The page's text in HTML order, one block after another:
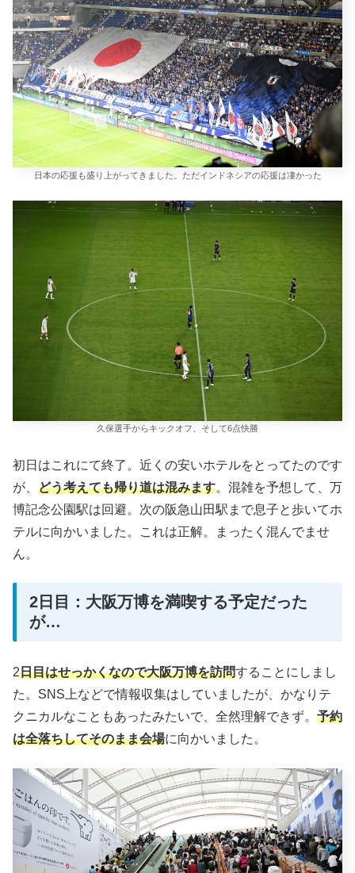
日本の応援も盛り上がってきました。ただインドネシアの応援は凄かった
久保選手からキックオフ、そして6点快勝
初日はこれにて終了。近くの安いホテルをとってたのです
が、 どう考えても帰り道は混みます。混雑を予想して、万
博記念公園駅は回避。次の阪急山田駅まで息子と歩いてホ
テルに向かいました。これは正解。まったく混んでませ
ん。
2日目：大阪万博を満喫する予定だった
が…
2日目はせっかくなので大阪万博を訪問することにしまし
た。SNS上などで情報収集はしていましたが、かなりテ
クニカルなこともあったみたいで、全然理解できず。 予約
は全落ちしてそのまま会場に向かいました。